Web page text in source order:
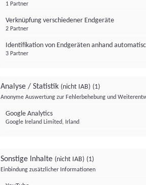
1 Partner
Verknüpfung verschiedener Endgeräte
2 Partner
Identifikation von Endgeräten anhand
3 Partner
Analyse / Statistik (nicht IAB) (1)
Anonyme Auswertung zur Fehlerbehebung und
Google Analytics
Google Ireland Limited, Irland
Sonstige Inhalte (nicht IAB) (1)
Einbindung zusätzlicher Informationen